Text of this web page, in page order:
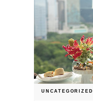
UNCATEGORIZED